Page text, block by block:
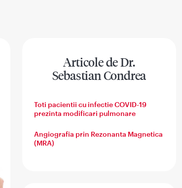
Articole de Dr.
Sebastian Condrea
Toti pacientii cu infectie COVID-19
prezinta modificari pulmonare
Angiografia prin Rezonanta Magnetica
(MRA)